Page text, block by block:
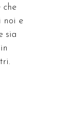
che
noi e
sia